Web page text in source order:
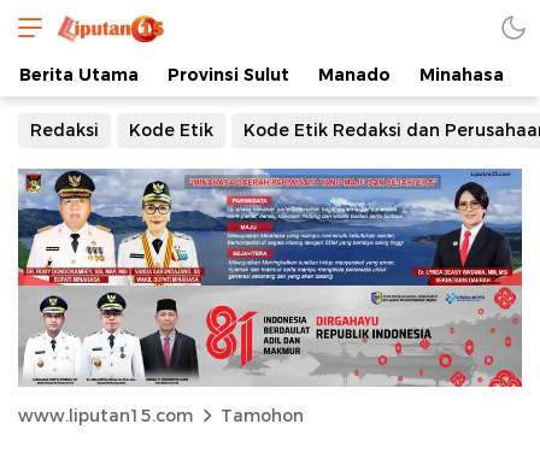
Berita Utama Provinsi Sulut Manado Minahasa
Redaksi Kode Etik Kode Etik Redaksi dan
www.liputan15.com Tamohon